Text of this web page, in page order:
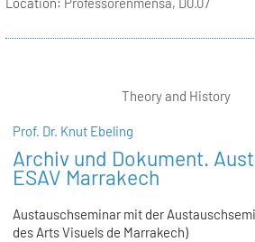
Theory and History
Prof. Dr. Knut Ebeling
Archiv und Dokument.
ESAV Marrakech
Austauschseminar mit der
des Arts Visuels de Marrakech)